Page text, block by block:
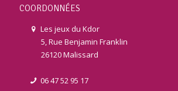
COORDONNÉES
Les jeux du Kdor
5, Rue Benjamin Franklin
26120 Malissard
06 47 52 95 17